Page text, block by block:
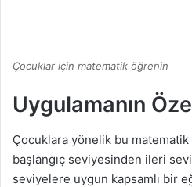
Çocuklar için matematik öğrenin
Uygulamanın
Çocuklara yönelik bu matematik
başlangıç seviyesinden ileri
seviyelere uygun kapsamlı bir